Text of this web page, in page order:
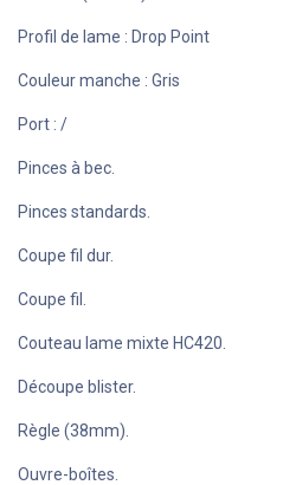
Profil de lame : Drop Point
Couleur manche : Gris
Port : /
Pinces à bec.
Pinces standards.
Coupe fil dur.
Coupe fil.
Couteau lame mixte HC420.
Découpe blister.
Règle (38mm).
Ouvre-boîtes.